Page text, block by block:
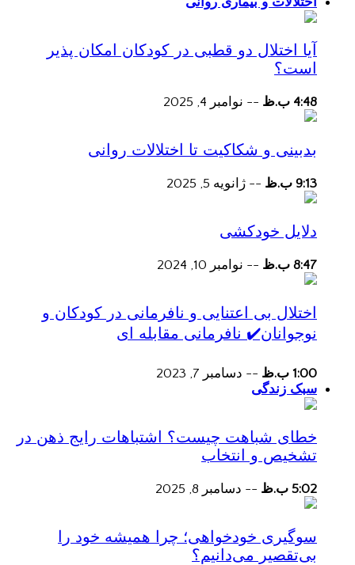
آیا اختلال دو قطبی در کودکان امکان پذیر
است؟
4:48 ب.ظ -- نوامبر 4, 2025
بدبینی و شکاکیت تا اختلالات روانی
9:13 ب.ظ -- ژانویه 5, 2025
دلایل خودکشی
8:47 ب.ظ -- نوامبر 10, 2024
اختلال بی اعتنایی و نافرمانی در کودکان و
نوجوانان✔️ نافرمانی مقابله ای
1:00 ب.ظ -- دسامبر 7, 2023
سبک زندگی
خطای شباهت چیست؟ اشتباهات رایج ذهن در
تشخیص و انتخاب
5:02 ب.ظ -- دسامبر 8, 2025
سوگیری خودخواهی؛ چرا همیشه خود را
بی‌تقصیر می‌دانیم؟